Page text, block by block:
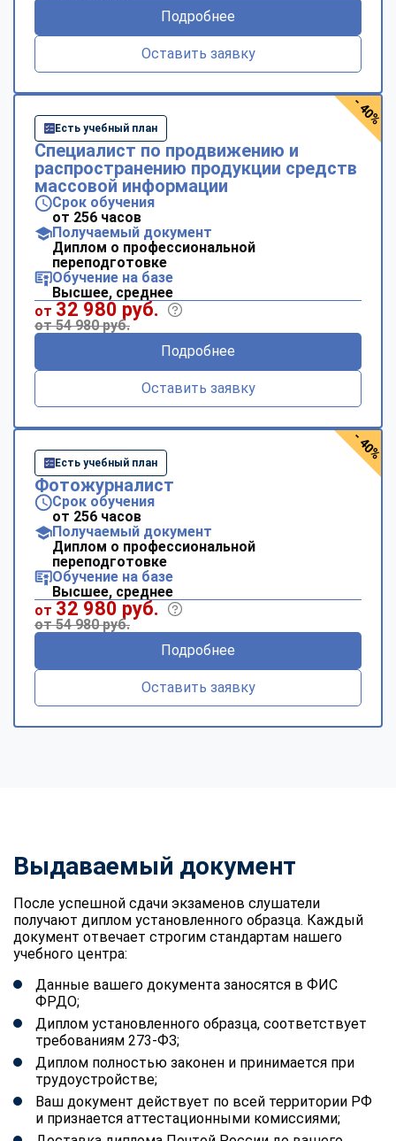
Подробнее
Оставить заявку
Есть учебный план
Специалист по продвижению и
распространению продукции средств
массовой информации
Срок обучения
от 256 часов
Получаемый документ
Диплом о профессиональной
переподготовке
Обучение на базе
Высшее, среднее
от 32 980 руб.
от 54 980 руб.
Подробнее
Оставить заявку
- 40%
Есть учебный план
Фотожурналист
Срок обучения
от 256 часов
Получаемый документ
Диплом о профессиональной
переподготовке
Обучение на базе
Высшее, среднее
от 32 980 руб.
от 54 980 руб.
Подробнее
Оставить заявку
- 40%
Выдаваемый документ
После успешной сдачи экзаменов слушатели
получают диплом установленного образца. Каждый
документ отвечает строгим стандартам нашего
учебного центра:
Данные вашего документа заносятся в ФИС
ФРДО;
Диплом установленного образца, соответствует
требованиям 273-ФЗ;
Диплом полностью законен и принимается при
трудоустройстве;
Ваш документ действует по всей территории РФ
и признается аттестационными комиссиями;